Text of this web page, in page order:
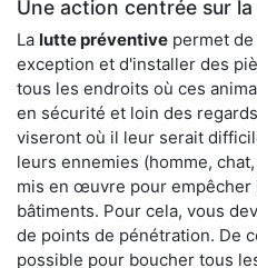
Une action centrée sur
La lutte préventive permet
exception et d'installer des
tous les endroits où ces
en sécurité et loin des
viseront où il leur serait
leurs ennemies (homme,
mis en œuvre pour empêcher
bâtiments. Pour cela, vous
de points de pénétration. De
possible pour boucher tous